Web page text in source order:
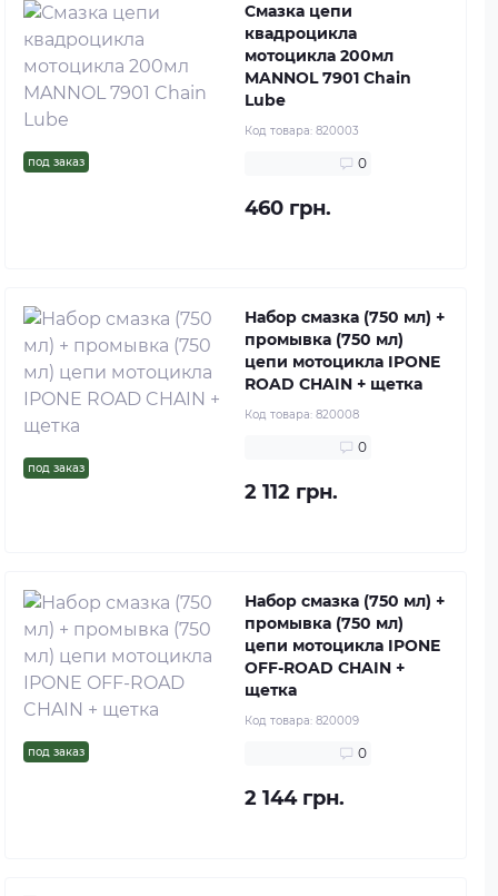
под заказ
Смазка цепи
квадроцикла
мотоцикла 200мл
MANNOL 7901 Chain
Lube
Код товара: 820003
0
460 грн.
под заказ
Набор смазка (750 мл) +
промывка (750 мл)
цепи мотоцикла IPONE
ROAD CHAIN + щетка
Код товара: 820008
0
2 112 грн.
под заказ
Набор смазка (750 мл) +
промывка (750 мл)
цепи мотоцикла IPONE
OFF-ROAD CHAIN +
щетка
Код товара: 820009
0
2 144 грн.